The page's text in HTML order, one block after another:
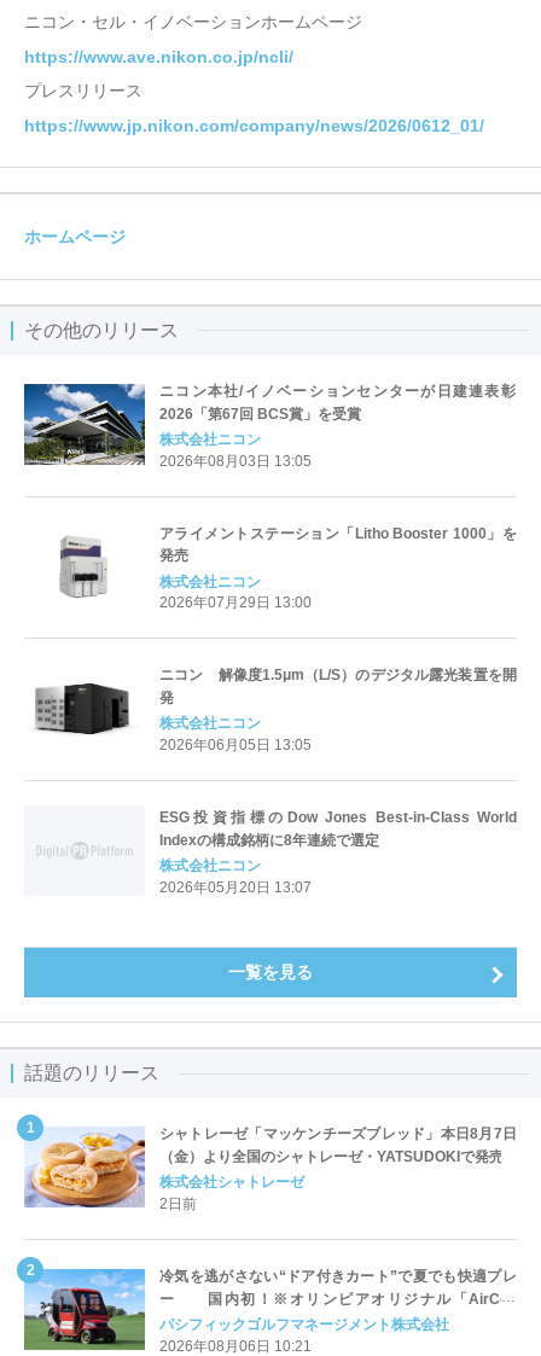
ニコン・セル・イノベーションホームページ
https://www.ave.nikon.co.jp/ncli/
プレスリリース
https://www.jp.nikon.com/company/news/2026/0612_01/
ホームページ
その他のリリース
ニコン本社/イノベーションセンターが日建連表彰
2026「第67回 BCS賞」を受賞
株式会社ニコン
2026年08月03日 13:05
アライメントステーション「Litho Booster 1000」を
発売
株式会社ニコン
2026年07月29日 13:00
ニコン 解像度1.5μm（L/S）のデジタル露光装置を開
発
株式会社ニコン
2026年06月05日 13:05
ESG投資指標のDow Jones Best-in-Class World
Indexの構成銘柄に8年連続で選定
株式会社ニコン
2026年05月20日 13:07
一覧を見る
話題のリリース
シャトレーゼ「マッケンチーズブレッド」本日8月7日
（金）より全国のシャトレーゼ・YATSUDOKIで発売
株式会社シャトレーゼ
2日前
冷気を逃がさない“ドア付きカート”で夏でも快適プレ
ー 国内初！※オリンピアオリジナル「AirCon
Cart（エアコンカート）」導入 | ＰＧＭ
パシフィックゴルフマネージメント株式会社
2026年08月06日 10:21